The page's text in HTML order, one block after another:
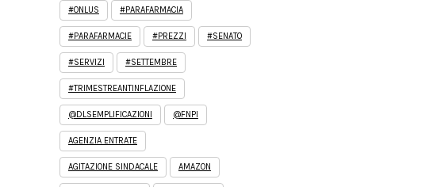
#ONLUS #PARAFARMACIA
#PARAFARMACIE #PREZZI #SENATO
#SERVIZI #SETTEMBRE
#TRIMESTREANTINFLAZIONE
@DLSEMPLIFICAZIONI @FNPI
AGENZIA ENTRATE
AGITAZIONE SINDACALE AMAZON